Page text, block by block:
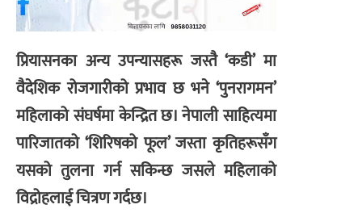
प्रियासनका अन्य उपन्यासहरू जस्तै ‘कडी’ मा
वैदेशिक रोजगारीको प्रभाव छ भने ‘पुनरागमन’
महिलाको संघर्षमा केन्द्रित छ। नेपाली साहित्यमा
पारिजातको ‘शिरिषको फूल’ जस्ता कृतिहरूसँग
यसको तुलना गर्न सकिन्छ जसले महिलाको
विद्रोहलाई चित्रण गर्दछ।